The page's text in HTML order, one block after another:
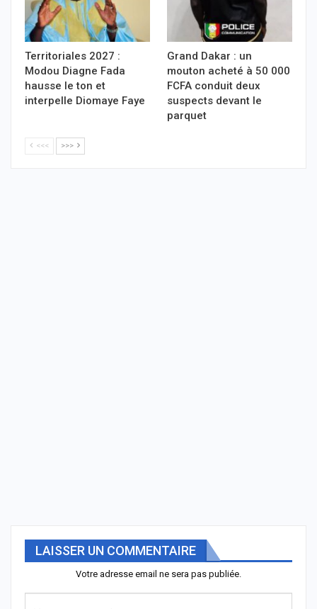
Territoriales 2027 :
Modou Diagne Fada
hausse le ton et
interpelle Diomaye Faye
Grand Dakar : un
mouton acheté à 50 000
FCFA conduit deux
suspects devant le
parquet
<<< >>>
LAISSER UN COMMENTAIRE
Votre adresse email ne sera pas publiée.